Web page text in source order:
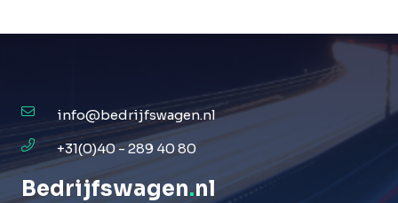
info@bedrijfswagen.nl
+31(0)40 - 289 40 80
Bedrijfswagen.nl